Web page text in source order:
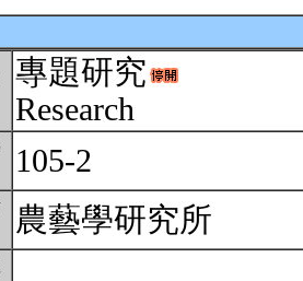
專題研究
Research
105-2
農藝學研究所